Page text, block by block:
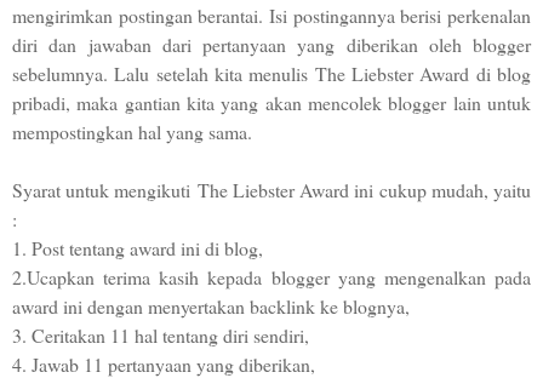
mengirimkan postingan berantai. Isi postingannya berisi perkenalan
diri dan jawaban dari pertanyaan yang diberikan oleh blogger
sebelumnya. Lalu setelah kita menulis The Liebster Award di blog
pribadi, maka gantian kita yang akan mencolek blogger lain untuk
mempostingkan hal yang sama.
Syarat untuk mengikuti The Liebster Award ini cukup mudah, yaitu
:
1. Post tentang award ini di blog,
2.Ucapkan terima kasih kepada blogger yang mengenalkan pada
award ini dengan menyertakan backlink ke blognya,
3. Ceritakan 11 hal tentang diri sendiri,
4. Jawab 11 pertanyaan yang diberikan,